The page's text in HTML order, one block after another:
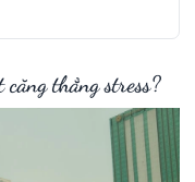
thẳng stress?